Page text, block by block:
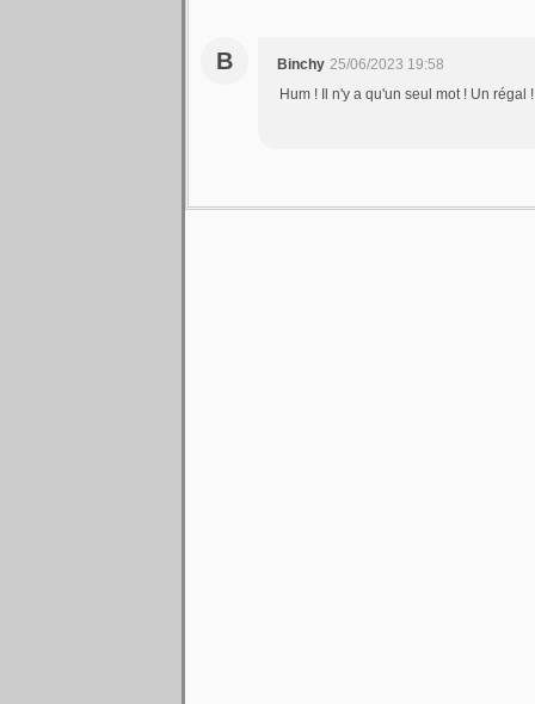
B Binchy 25/06/2023 19:58
Hum ! Il n'y a qu'un seul mot ! Un